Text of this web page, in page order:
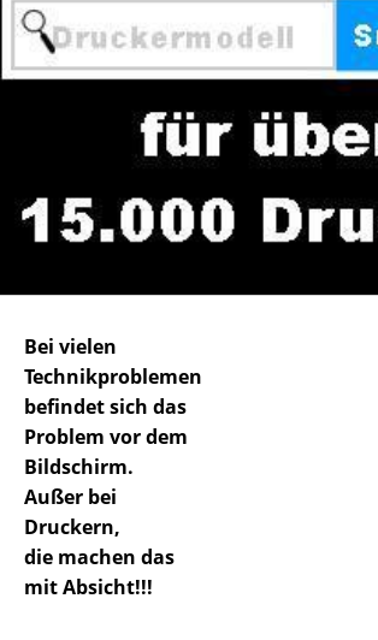
Bei vielen
Technikproblemen
befindet sich das
Problem vor dem
Bildschirm.
Außer bei
Druckern,
die machen das
mit Absicht!!!